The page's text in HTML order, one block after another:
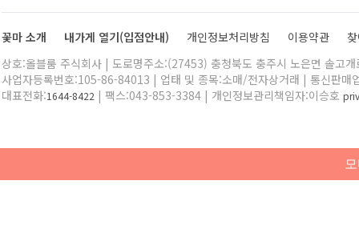
꽃마 소개 내가게 열기(입점안내) 개인정보처리방침 이용약관
상호:올블룸 주식회사 | 도로명주소:(27453) 충청북도 충주시 노은면 솔고
사업자등록번호:105-86-84013 | 업태 및 종목:소매/전자상거래 | 통신판매
대표전화:1644-8422 | 팩스:043-853-3384 | 개인정보관리책임자:이승호